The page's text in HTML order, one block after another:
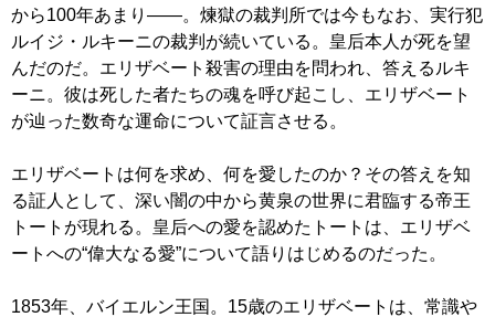
から100年あまり――。煉獄の裁判所では今もなお、実行犯
ルイジ・ルキーニの裁判が続いている。皇后本人が死を望
んだのだ。エリザベート殺害の理由を問われ、答えるルキ
ーニ。彼は死した者たちの魂を呼び起こし、エリザベート
が辿った数奇な運命について証言させる。
エリザベートは何を求め、何を愛したのか？その答えを知
る証人として、深い闇の中から黄泉の世界に君臨する帝王
トートが現れる。皇后への愛を認めたトートは、エリザベ
ートへの“偉大なる愛”について語りはじめるのだった。
1853年、バイエルン王国。15歳のエリザベートは、常識や